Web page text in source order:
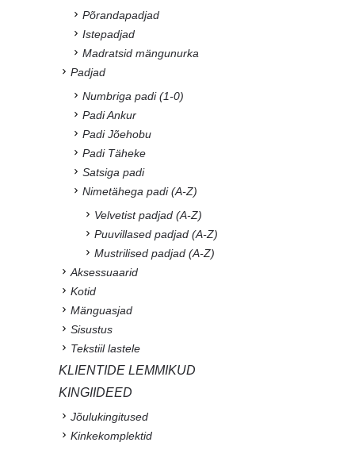
Põrandapadjad
Istepadjad
Madratsid mängunurka
Padjad
Numbriga padi (1-0)
Padi Ankur
Padi Jõehobu
Padi Täheke
Satsiga padi
Nimetähega padi (A-Z)
Velvetist padjad (A-Z)
Puuvillased padjad (A-Z)
Mustrilised padjad (A-Z)
Aksessuaarid
Kotid
Mänguasjad
Sisustus
Tekstiil lastele
KLIENTIDE LEMMIKUD
KINGIIDEED
Jõulukingitused
Kinkekomplektid